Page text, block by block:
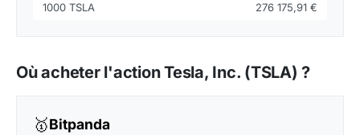
1000 TSLA 276 175,91 €
Où acheter l'action Tesla, Inc. (TSLA) ?
🥇Bitpanda